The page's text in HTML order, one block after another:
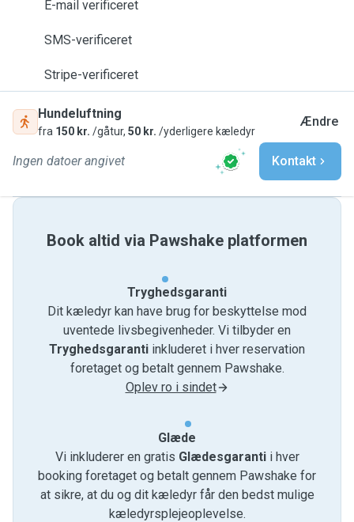
E-mail verificeret
SMS-verificeret
Stripe-verificeret
Hundeluftning
fra 150 kr. /gåtur, 50 kr. /yderligere kæledyr
Ændre
Ingen datoer angivet Kontakt
Book altid via Pawshake platformen
Tryghedsgaranti
Dit kæledyr kan have brug for beskyttelse mod
uventede livsbegivenheder. Vi tilbyder en
Tryghedsgaranti inkluderet i hver reservation
foretaget og betalt gennem Pawshake.
Oplev ro i sindet
Glæde
Vi inkluderer en gratis Glædesgarantii hver
booking foretaget og betalt gennem Pawshake for
at sikre, at du og dit kæledyr får den bedst mulige
kæledyrsplejeoplevelse.